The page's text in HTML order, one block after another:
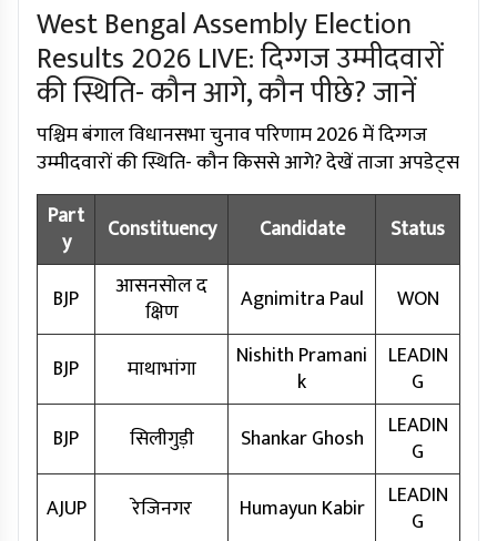
West Bengal Assembly Election
Results 2026 LIVE: दिग्गज उम्मीदवारों
की स्थिति- कौन आगे, कौन पीछे? जानें
पश्चिम बंगाल विधानसभा चुनाव परिणाम 2026 में दिग्गज
उम्मीदवारों की स्थिति- कौन किससे आगे? देखें ताजा अपडेट्स
Part
y
Constituency Candidate Status
BJP
आसनसोल द
क्षिण
Agnimitra Paul WON
BJP माथाभांगा
Nishith Pramani
k
LEADIN
G
BJP
सिलीगुड़ी Shankar Ghosh
LEADIN
G
AJUP
रेजिनगर Humayun Kabir
LEADIN
G